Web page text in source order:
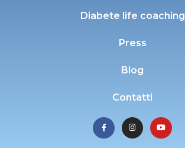
Diabete life coaching
Press
Blog
Contatti